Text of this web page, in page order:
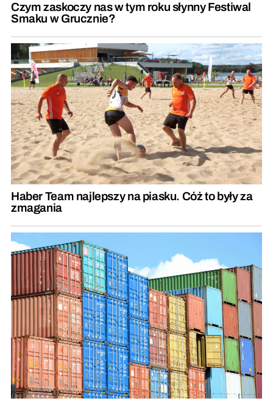
Czym zaskoczy nas w tym roku słynny Festiwal
Smaku w Grucznie?
Haber Team najlepszy na piasku. Cóż to były za
zmagania